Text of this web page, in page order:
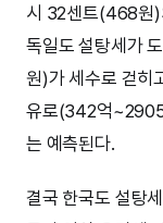
시 32센트(468원)
독일도 설탕세가
원)가 세수로 걷
유로(342억~2905
는 예측된다.
결국 한국도 설탕